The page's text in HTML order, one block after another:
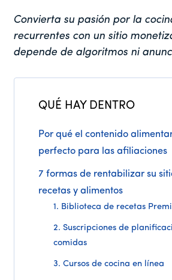
Convierta su pasión por la
recurrentes con un sitio
depende de algoritmos ni
QUÉ HAY DENTRO
Por qué el contenido
perfecto para las afiliaciones
7 formas de rentabilizar su
recetas y alimentos
1. Biblioteca de recetas
2. Suscripciones de
comidas
3. Cursos de cocina en línea